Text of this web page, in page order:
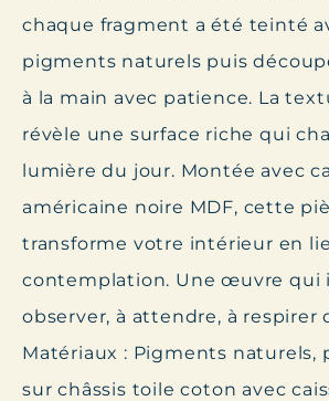
chaque fragment a été teinté
pigments naturels puis
à la main avec patience. La
révèle une surface riche qui
lumière du jour. Montée avec
américaine noire MDF, cette
transforme votre intérieur en
contemplation. Une œuvre qui
observer, à attendre, à respirer
Matériaux : Pigments naturels,
sur châssis toile coton avec